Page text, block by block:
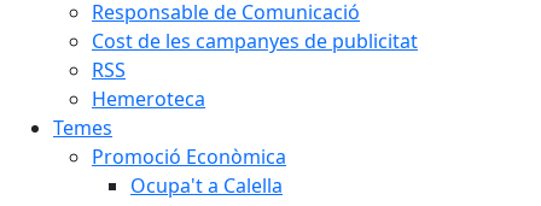
Responsable de Comunicació
Cost de les campanyes de publicitat
RSS
Hemeroteca
Temes
Promoció Econòmica
Ocupa't a Calella